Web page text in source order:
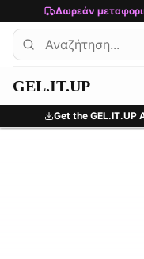
Μετάβαση στο κύριο
Δωρεάν
GEL.IT.UP
Get the GEL.IT.UP